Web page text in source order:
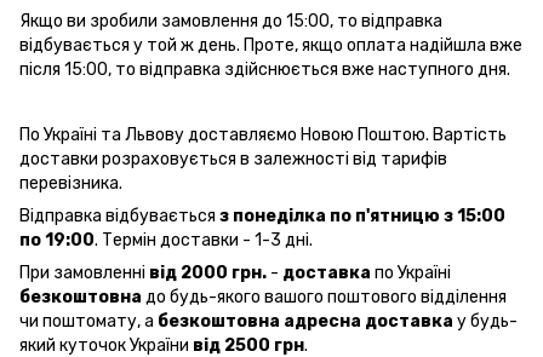
Якщо ви зробили замовлення до 15:00, то відправка
відбувається у той ж день. Проте, якщо оплата надійшла вже
після 15:00, то відправка здійснюється вже наступного дня.
По Україні та Львову доставляємо Новою Поштою. Вартість
доставки розраховується в залежності від тарифів
перевізника.
Відправка відбувається з понеділка по п'ятницю з 15:00
по 19:00. Термін доставки - 1-3 дні.
При замовленні від 2000 грн. - доставка по Україні
безкоштовна до будь-якого вашого поштового відділення
чи поштомату, а безкоштовна адресна доставка у будь-
який куточок України від 2500 грн.